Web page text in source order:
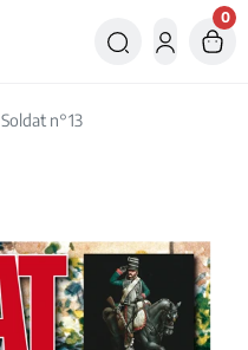
0
Soldat n°13